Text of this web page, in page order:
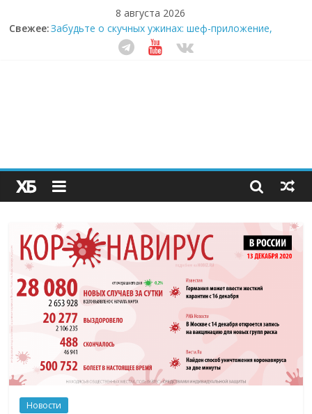
8 августа 2026
Свежее:Забудьте о скучных ужинах: шеф-приложение,
которое видит вашу еду насквозь
Небо зовёт: как бизнес на полётах дронов и
Секрет супергидратации: почему кокосовая вода с
пребиотиками становится главным трендом
здорового питания
Новости